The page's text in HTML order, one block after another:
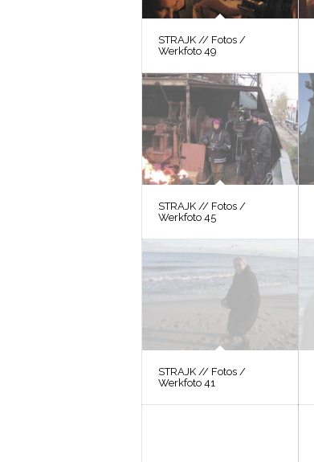
STRAJK // Fotos /
Werkfoto 49
STRAJK // Fotos /
Werkfoto 45
STRAJK // Fotos /
Werkfoto 41